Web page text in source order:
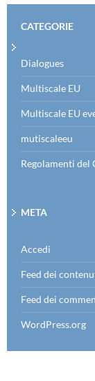
CATEGORIE
Dialogues
Multiscale EU
Multiscale EU
mutiscaleeu
Regolamenti del
META
Accedi
Feed dei
Feed dei
WordPress.org